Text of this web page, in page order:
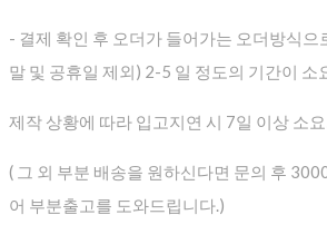
- 결제 확인 후 오더가 들어가는 오더방식으
말 및 공휴일 제외) 2-5 일 정도의 기간이 소
제작 상황에 따라 입고지연 시 7일 이상 소
( 그 외 부분 배송을 원하신다면 문의 후
어 부분출고를 도와드립니다.)